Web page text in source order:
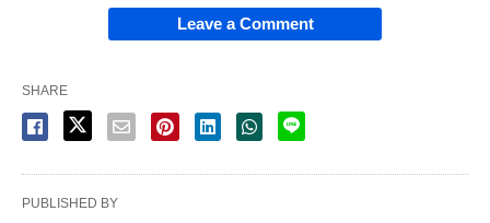
Leave a Comment
SHARE
PUBLISHED BY